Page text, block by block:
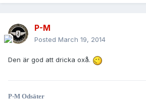
P-M
Posted March 19, 2014
Den är god att dricka oxå.
P-M Odsäter